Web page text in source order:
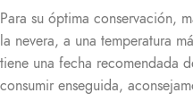
Para su óptima conservación,
la nevera, a una temperatura
tiene una fecha recomendada
consumir enseguida,